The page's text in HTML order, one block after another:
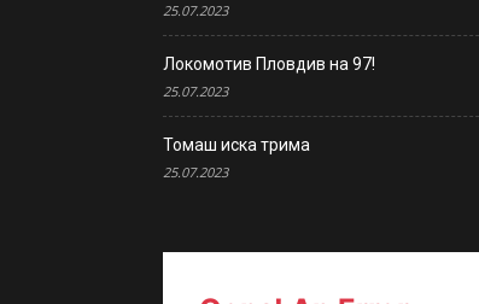
25.07.2023
Локомотив Пловдив на 97!
25.07.2023
Томаш иска трима
25.07.2023